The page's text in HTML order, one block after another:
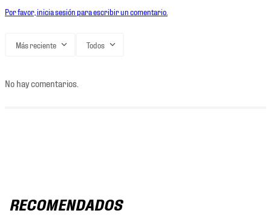
Por favor, inicia sesión para escribir un comentario.
Más reciente Todos
No hay comentarios.
RECOMENDADOS